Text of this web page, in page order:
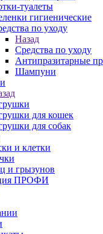
туалеты
гигиенические
по уходу
Назад
Средства по уходу
Антипразитарные
Шампуни
для кошек
для собак
и клетки
и грызунов
ПРОФИ